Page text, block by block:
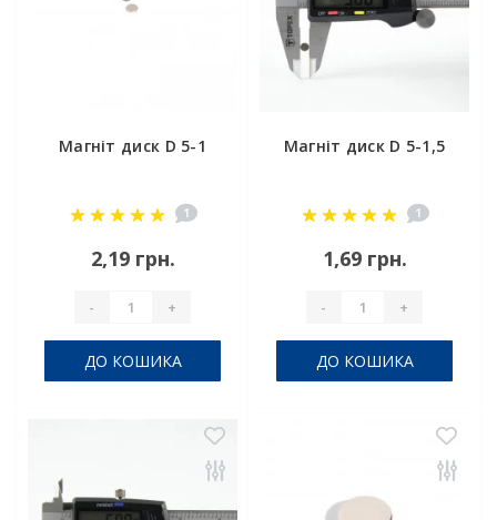
Магніт диск D 5-1
1
2,19 грн.
- +
ДО КОШИКА
Магніт диск D 5-1,5
1
1,69 грн.
- +
ДО КОШИКА